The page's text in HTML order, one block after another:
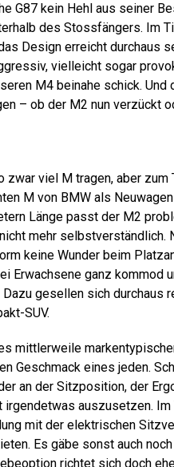
G87 kein Hehl aus seiner
des Stossfängers. Im
Design erreicht durchaus
vielleicht sogar
M4 beinahe schick. Und
– ob der M2 nun verzückt
viel M tragen, aber zum
M von BMW als Neuwagen
Länge passt der M2
mehr selbstverständlich.
keine Wunder beim
Erwachsene ganz kommod
gesellen sich durchaus
SUV.
mittlerweile
Geschmack eines jeden.
an der Sitzposition, der
auszusetzen.
mit der elektrischen
Es gäbe sonst auch
richtet sich doch